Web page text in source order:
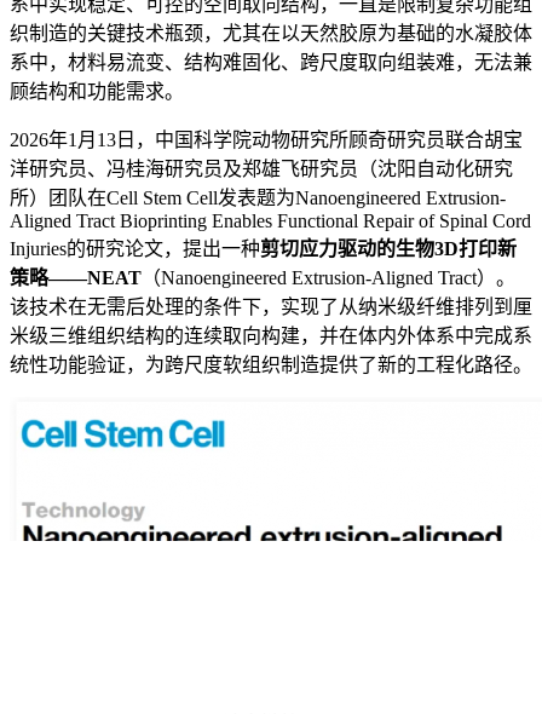
系中实现稳定、可控的空间取向结构，一直是限制复杂功能组
织制造的关键技术瓶颈，尤其在以天然胶原为基础的水凝胶体
系中，材料易流变、结构难固化、跨尺度取向组装难，无法兼
顾结构和功能需求。
2026年1月13日，中国科学院动物研究所顾奇研究员联合胡宝
洋研究员、冯桂海研究员及郑雄飞研究员（沈阳自动化研究
所）团队在Cell Stem Cell发表题为Nanoengineered Extrusion-
Aligned Tract Bioprinting Enables Functional Repair of Spinal Cord
Injuries的研究论文，提出一种剪切应力驱动的生物3D打印新
策略——NEAT （Nanoengineered Extrusion-Aligned Tract）。
该技术在无需后处理的条件下，实现了从纳米级纤维排列到厘
米级三维组织结构的连续取向构建，并在体内外体系中完成系
统性功能验证，为跨尺度软组织制造提供了新的工程化路径。